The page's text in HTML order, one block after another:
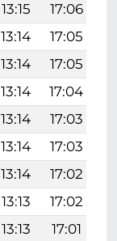
13:15 17:06
13:14 17:05
13:14 17:05
13:14 17:04
13:14 17:03
13:14 17:03
13:14 17:02
13:13 17:02
13:13 17:01